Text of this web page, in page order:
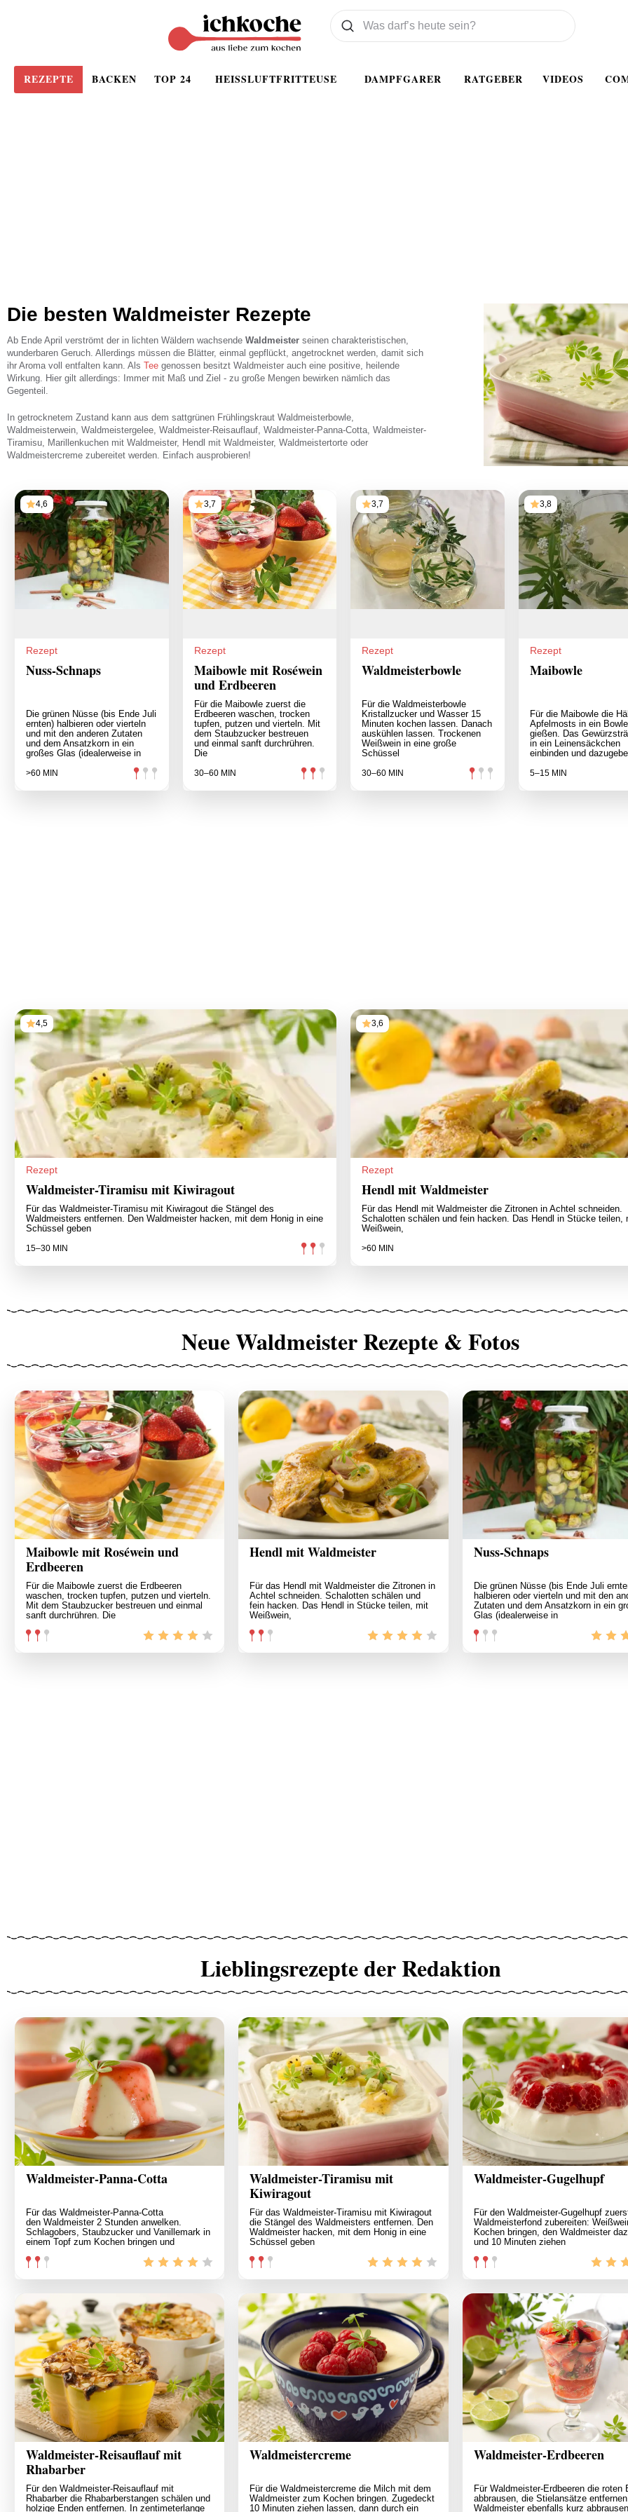
REZEPTE BACKEN TOP 24 HEISSLUFTFRITTEUSE DAMPFGARER RATGEBER VIDEOS
Was wollen Sie suchen
Suchen
Die besten Waldmeister Rezepte
Ab Ende April verströmt der in lichten Wäldern wachsende Waldmeister seinen charakteristischen,
wunderbaren Geruch. Allerdings müssen die Blätter, einmal gepflückt, angetrocknet werden, damit sich
ihr Aroma voll entfalten kann. Als Tee genossen besitzt Waldmeister auch eine positive, heilende
Wirkung. Hier gilt allerdings: Immer mit Maß und Ziel - zu große Mengen bewirken nämlich das
Gegenteil.
In getrocknetem Zustand kann aus dem sattgrünen Frühlingskraut Waldmeisterbowle,
Waldmeisterwein, Waldmeistergelee, Waldmeister-Reisauflauf, Waldmeister-Panna-Cotta, Waldmeister-
Tiramisu, Marillenkuchen mit Waldmeister, Hendl mit Waldmeister, Waldmeistertorte oder
Waldmeistercreme zubereitet werden. Einfach ausprobieren!
4,6
Rezept
Nuss-Schnaps
Die grünen Nüsse (bis Ende Juli
ernten) halbieren oder vierteln
und mit den anderen Zutaten
und dem Ansatzkorn in ein
großes Glas (idealerweise in
>60 MIN
3,7
Rezept
Maibowle mit Roséwein
und Erdbeeren
Für die Maibowle zuerst die
Erdbeeren waschen, trocken
tupfen, putzen und vierteln. Mit
dem Staubzucker bestreuen
und einmal sanft durchrühren.
Die
30–60 MIN
3,7
Rezept
Waldmeisterbowle
Für die Waldmeisterbowle
Kristallzucker und Wasser 15
Minuten kochen lassen. Danach
auskühlen lassen. Trockenen
Weißwein in eine große
Schüssel
30–60 MIN
3,8
Rezept
Maibowle
Für die Maibowle die
Apfelmosts in ein
gießen. Das
in ein Leinensäckchen
einbinden und
5–15 MIN
4,5
Rezept
Waldmeister-Tiramisu mit Kiwiragout
Für das Waldmeister-Tiramisu mit Kiwiragout die Stängel des
Waldmeisters entfernen. Den Waldmeister hacken, mit dem Honig in eine
Schüssel geben
15–30 MIN
3,6
Rezept
Hendl mit Waldmeister
Für das Hendl mit Waldmeister die Zitronen in Achtel schneiden.
Schalotten schälen und fein hacken. Das Hendl in Stücke teilen,
Weißwein,
>60 MIN
Neue Waldmeister Rezepte & Fotos
Maibowle mit Roséwein und
Erdbeeren
Für die Maibowle zuerst die Erdbeeren
waschen, trocken tupfen, putzen und vierteln.
Mit dem Staubzucker bestreuen und einmal
sanft durchrühren. Die
Hendl mit Waldmeister
Für das Hendl mit Waldmeister die Zitronen in
Achtel schneiden. Schalotten schälen und
fein hacken. Das Hendl in Stücke teilen, mit
Weißwein,
Nuss-Schnaps
Die grünen Nüsse (bis Ende Juli
halbieren oder vierteln und mit den
Zutaten und dem Ansatzkorn in ein
Glas (idealerweise in
Lieblingsrezepte der Redaktion
Waldmeister-Panna-Cotta
Für das Waldmeister-Panna-Cotta
den Waldmeister 2 Stunden anwelken.
Schlagobers, Staubzucker und Vanillemark in
einem Topf zum Kochen bringen und
Waldmeister-Tiramisu mit
Kiwiragout
Für das Waldmeister-Tiramisu mit Kiwiragout
die Stängel des Waldmeisters entfernen. Den
Waldmeister hacken, mit dem Honig in eine
Schüssel geben
Waldmeister-Gugelhupf
Für den Waldmeister-Gugelhupf
Waldmeisterfond zubereiten:
Kochen bringen, den Waldmeister
und 10 Minuten ziehen
Waldmeister-Reisauflauf mit
Rhabarber
Für den Waldmeister-Reisauflauf mit
Rhabarber die Rhabarberstangen schälen und
holzige Enden entfernen. In zentimeterlange
Waldmeistercreme
Für die Waldmeistercreme die Milch mit dem
Waldmeister zum Kochen bringen. Zugedeckt
10 Minuten ziehen lassen, dann durch ein
Waldmeister-Erdbeeren
Für Waldmeister-Erdbeeren die roten
abbrausen, die Stielansätze
Waldmeister ebenfalls kurz